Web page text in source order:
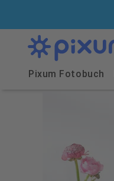
Pixum Fotobuch